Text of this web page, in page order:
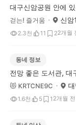
대구신암공원 안에
걷는! 즐거움 신암
2.3천 11 22개월
동네 정보
전망 좋은 도서관, 대
😻 KRTCNE9C
1.6천 5 1 2개월 전